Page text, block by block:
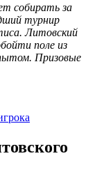
собирать за
турнир
Литовский
поле из
Призовые